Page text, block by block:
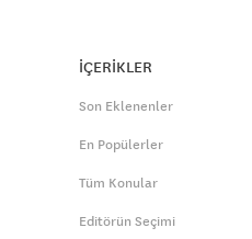
İÇERİKLER
Son Eklenenler
En Popülerler
Tüm Konular
Editörün Seçimi